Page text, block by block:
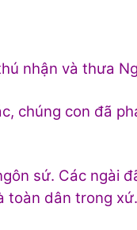
nhận và thưa
chúng con đã
sứ. Các ngài
toàn dân trong xứ.